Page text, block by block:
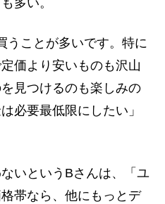
うことが多いです。特に
価より安いものも沢山
見つけるのも楽しみの
必要最低限にしたい」
いというBさんは、「ユ
帯なら、他にもっとデ